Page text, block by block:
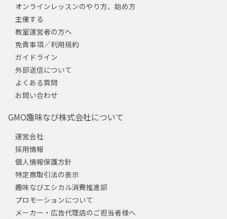
オンラインレッスンのやり方、始め方
主催する
教室運営者の方へ
免責事項／利用規約
ガイドライン
外部送信について
よくある質問
お問い合わせ
GMO趣味なび株式会社について
運営会社
採用情報
個人情報保護方針
特定商取引法の表示
趣味なびエシカル消費推進部
プロモーションについて
メーカー・広告代理店のご担当者様へ